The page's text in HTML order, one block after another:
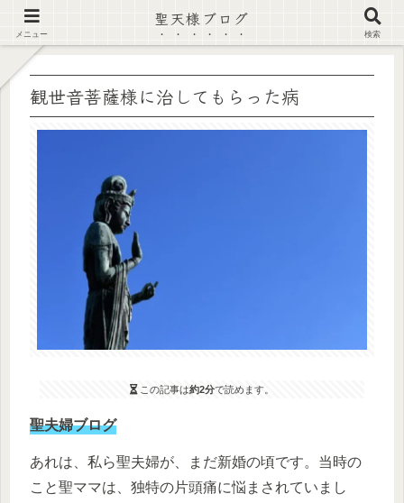
【注意喚起】偽サイト及び偽情報に注意 ▶確認する◀
観世音菩薩様に治してもらった病
この記事は約2分で読めます。
聖夫婦ブログ
あれは、私ら聖夫婦が、まだ新婚の頃です。当時の
こと聖ママは、独特の片頭痛に悩まされていまし
メニュー
聖天様ブログ
検索